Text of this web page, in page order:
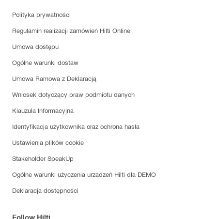
Polityka prywatności
Regulamin realizacji zamówień Hilti Online
Umowa dostępu
Ogólne warunki dostaw
Umowa Ramowa z Deklaracją
Wniosek dotyczący praw podmiotu danych
Klauzula Informacyjna
Identyfikacja użytkownika oraz ochrona hasła
Ustawienia plików cookie
Stakeholder SpeakUp
Ogólne warunki użyczenia urządzeń Hilti dla DEMO
Deklaracja dostępności